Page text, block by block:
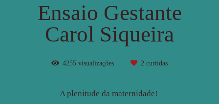
Ensaio Gestante
Carol Siqueira
4255 visualizações 2 curtidas
A plenitude da maternidade!